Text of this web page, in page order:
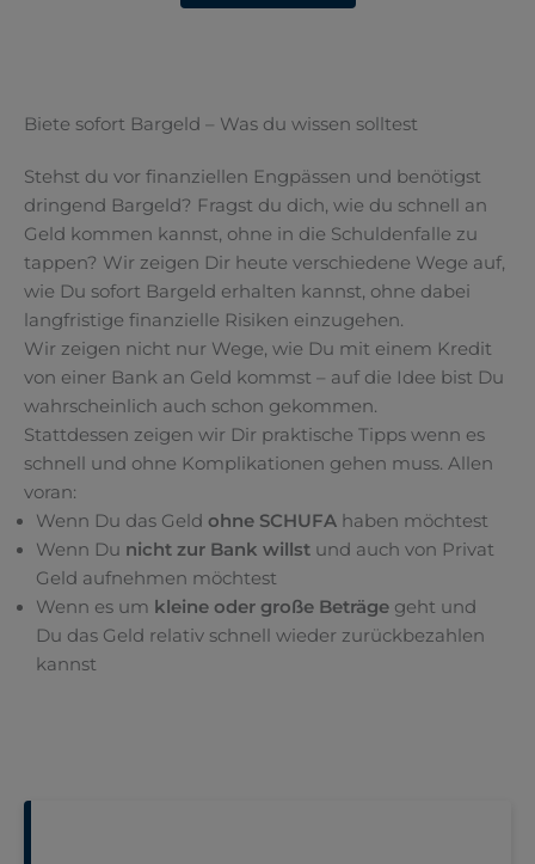
Biete sofort Bargeld – Was du wissen solltest
Stehst du vor finanziellen Engpässen und benötigst
dringend Bargeld? Fragst du dich, wie du schnell an
Geld kommen kannst, ohne in die Schuldenfalle zu
tappen? Wir zeigen Dir heute verschiedene Wege auf,
wie Du sofort Bargeld erhalten kannst, ohne dabei
langfristige finanzielle Risiken einzugehen.
Wir zeigen nicht nur Wege, wie Du mit einem Kredit
von einer Bank an Geld kommst – auf die Idee bist Du
wahrscheinlich auch schon gekommen.
Stattdessen zeigen wir Dir praktische Tipps wenn es
schnell und ohne Komplikationen gehen muss. Allen
voran:
Wenn Du das Geld ohne SCHUFA haben möchtest
Wenn Du nicht zur Bank willst und auch von Privat
Geld aufnehmen möchtest
Wenn es um kleine oder große Beträge geht und
Du das Geld relativ schnell wieder zurückbezahlen
kannst